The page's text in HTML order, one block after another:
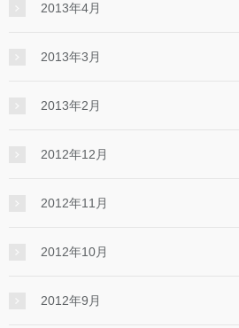
2013年4月
2013年3月
2013年2月
2012年12月
2012年11月
2012年10月
2012年9月